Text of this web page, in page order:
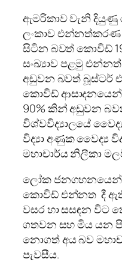
ඇමරිකාව වැනි දියුණු
ලංකාව එන්නත්කරණ
සිටින බවත් කොවිඩ්
සංඛ්‍යාව පළමු
අඩුවන බවත් බූස්ටර්
කොවිඩ් ආසාදනයෙන්
90% කින් අඩුවන
විශ්වවිද්‍යාලයේ
විද්‍යා අණුක වෛද්‍ය
මහාචාර්ය නිලීකා
ලෝක ජනගහනයෙන්
කොවිඩ් එන්නත දී ඇති
වසර හා සසඳන විට
ගතවන සහ මිය යන
නොගත් අය බව
පැවසීය.